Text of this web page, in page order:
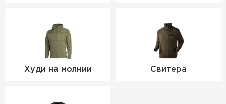
Худи на молнии Свитера